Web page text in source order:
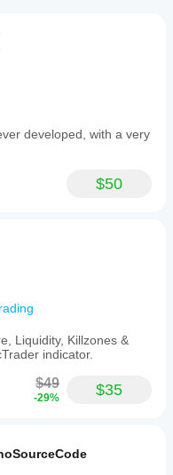
developed, with a very
$50
Liquidity, Killzones &
indicator.
$49
-29% $35